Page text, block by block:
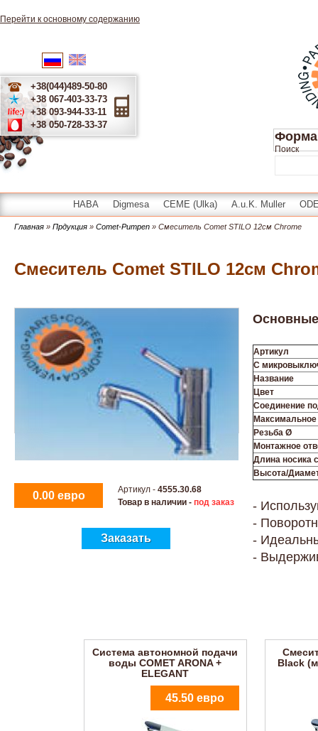
Перейти к основному содержанию
Русский
+38(044)489-50-80
+38 067-403-33-73
+38 093-944-33-11
+38 050-728-33-37
Форма
Поиск
HABA Digmesa CEME (Ulka) A.u.K. Muller
Главная » Прдукция » Comet-Pumpen » Смеситель Comet STILO 12см Chrome
Смеситель Comet STILO 12см
0.00 евро Артикул - 4555.30.68
Товар в наличии - под заказ
Заказать
Основные
Артикул
С
Название
Цвет
Соединение
Резьба Ø
Монтажное
Длина носика
Высота/
-
-
-
-
Система автономной подачи
воды COMET ARONA +
ELEGANT
45.50 евро
Black